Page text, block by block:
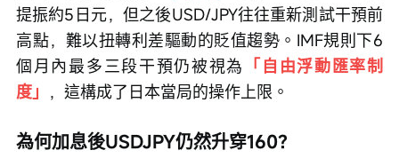
提振約5日元，但之後USD/JPY往往重新測試干預前
高點，難以扭轉利差驅動的貶值趨勢。IMF規則下6
個月內最多三段干預仍被視為 「自由浮動匯率制
度」 ，這構成了日本當局的操作上限。
為何加息後USDJPY仍然升穿160？